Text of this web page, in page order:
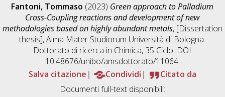
Fantoni, Tommaso (2023) Green approach to Palladium
Cross-Coupling reactions and development of new
methodologies based on highly abundant metals, [Dissertation
thesis], Alma Mater Studiorum Università di Bologna.
Dottorato di ricerca in Chimica, 35 Ciclo. DOI
10.48676/unibo/amsdottorato/11064.
Salva citazione
Condividi
Citato da
Documenti full-text disponibili: